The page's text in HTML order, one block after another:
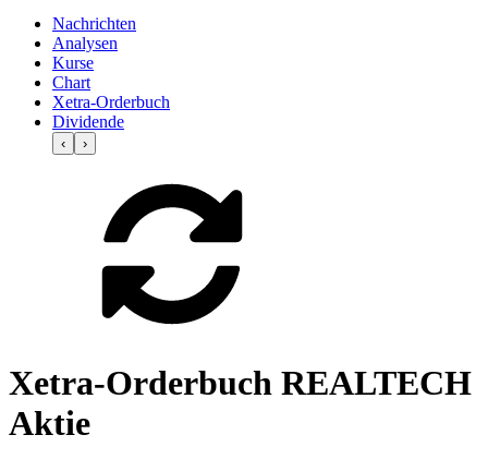
Nachrichten
Analysen
Kurse
Chart
Xetra-Orderbuch
Dividende
‹ ›
Xetra-Orderbuch REALTECH
Aktie